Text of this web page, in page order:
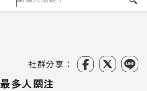
社群分享：
最多人關注